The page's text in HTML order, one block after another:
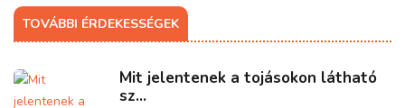
TOVÁBBI ÉRDEKESSÉGEK
Mit jelentenek a tojásokon látható
sz...